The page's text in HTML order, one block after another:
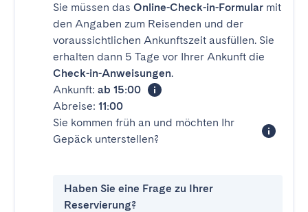
Sie müssen das Online-Check-in-Formular mit
den Angaben zum Reisenden und der
voraussichtlichen Ankunftszeit ausfüllen. Sie
erhalten dann 5 Tage vor Ihrer Ankunft die
Check-in-Anweisungen.
Ankunft: ab 15:00
Abreise: 11:00
Sie kommen früh an und möchten Ihr
Gepäck unterstellen?
Haben Sie eine Frage zu Ihrer
Reservierung?